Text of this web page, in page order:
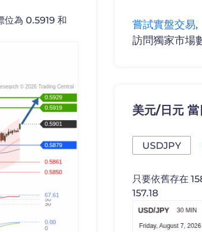
位為 0.5919 和
嘗試實盤交易,
訪問獨家市場
美元/日元
USDJPY
只要依舊存在
157.18